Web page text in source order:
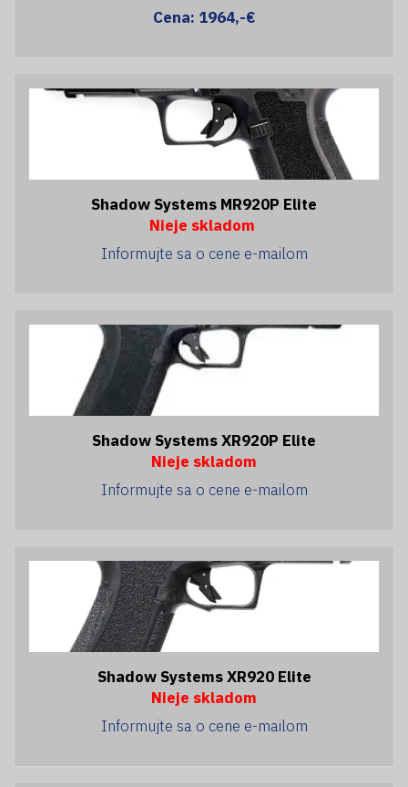
Cena: 1964,-€
Shadow Systems MR920P Elite
Nieje skladom
Informujte sa o cene e-mailom
Shadow Systems XR920P Elite
Nieje skladom
Informujte sa o cene e-mailom
Shadow Systems XR920 Elite
Nieje skladom
Informujte sa o cene e-mailom